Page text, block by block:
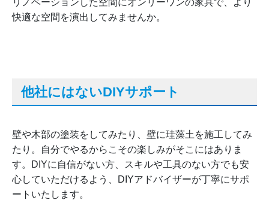
快適な空間を演出してみませんか。
他社にはないDIYサポート
壁や木部の塗装をしてみたり、壁に珪藻土を施工してみ
たり。自分でやるからこその楽しみがそこにはありま
す。DIYに自信がない方、スキルや工具のない方でも安
心していただけるよう、DIYアドバイザーが丁寧にサポ
ートいたします。